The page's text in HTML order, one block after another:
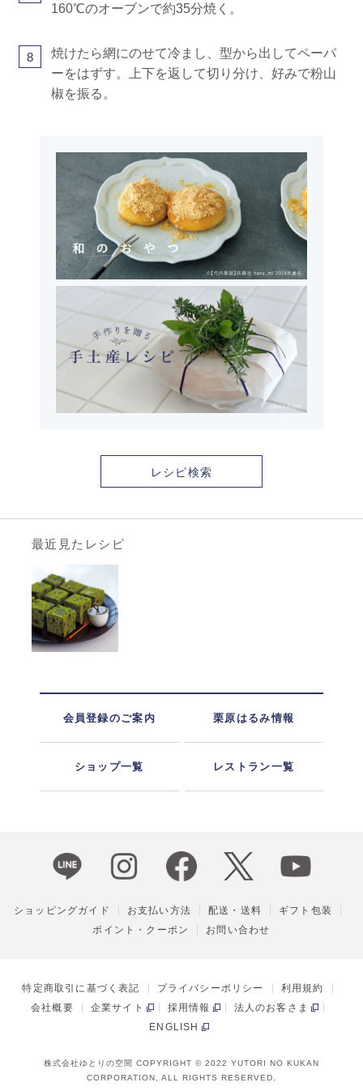
160℃のオーブンで約35分焼く。
8
焼けたら網にのせて冷まし、型から出してペーパ
ーをはずす。上下を返して切り分け、好みで粉山
椒を振る。
レシピ検索
最近見たレシピ
会員登録のご案内 栗原はるみ情報
ショップ一覧 レストラン一覧
ショッピングガイド お支払い方法 配送・送料
ギフト包装
ポイント・クーポン
お問い合わせ
特定商取引に基づく表記 プライバシーポリシー
利用規約
会社概要
企業サイト 採用情報
法人のお客さま
ENGLISH
株式会社ゆとりの空間 COPYRIGHT © 2022 YUTORI NO KUKAN
CORPORATION, ALL RIGHTS RESERVED.